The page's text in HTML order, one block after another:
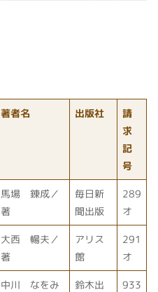
著者名 出版社
請
求
記
号
馬場 錬成／
著
毎日新
聞出版
289
オ
大西 暢夫／
著
アリス
館
291
オ
中川 なをみ
鈴木出
933